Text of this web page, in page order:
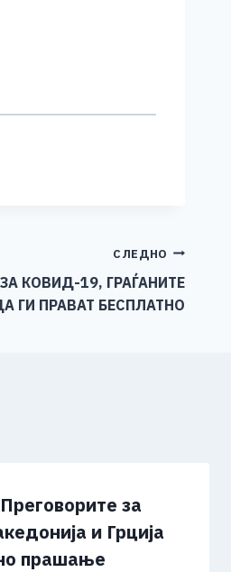
СЛЕДНО
КОВИД-19, ГРАЃАНИТЕ
ГИ ПРАВАТ БЕСПЛАТНО
за
и Грција
прашање